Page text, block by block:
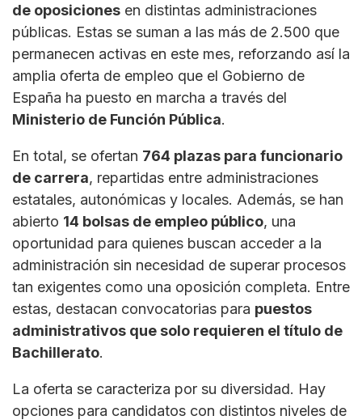
de oposiciones en distintas administraciones
públicas. Estas se suman a las más de 2.500 que
permanecen activas en este mes, reforzando así la
amplia oferta de empleo que el Gobierno de
España ha puesto en marcha a través del
Ministerio de Función Pública.
En total, se ofertan 764 plazas para funcionario
de carrera, repartidas entre administraciones
estatales, autonómicas y locales. Además, se han
abierto 14 bolsas de empleo público, una
oportunidad para quienes buscan acceder a la
administración sin necesidad de superar procesos
tan exigentes como una oposición completa. Entre
estas, destacan convocatorias para puestos
administrativos que solo requieren el título de
Bachillerato.
La oferta se caracteriza por su diversidad. Hay
opciones para candidatos con distintos niveles de